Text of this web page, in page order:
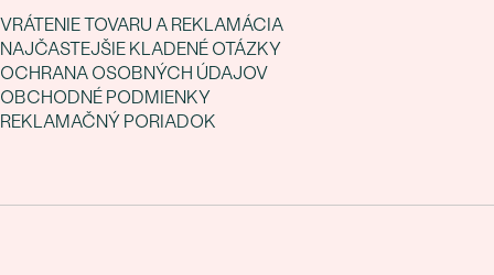
VRÁTENIE TOVARU A REKLAMÁCIA
NAJČASTEJŠIE KLADENÉ OTÁZKY
OCHRANA OSOBNÝCH ÚDAJOV
OBCHODNÉ PODMIENKY
REKLAMAČNÝ PORIADOK